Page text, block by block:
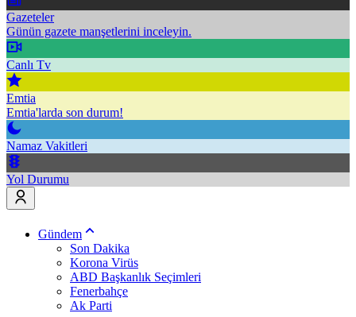
Gazeteler
Günün gazete manşetlerini inceleyin.
Canlı Tv
Emtia
Emtia'larda son durum!
Namaz Vakitleri
Yol Durumu
Gündem
Son Dakika
Korona Virüs
ABD Başkanlık Seçimleri
Fenerbahçe
Ak Parti